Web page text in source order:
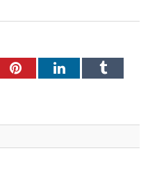
PinterestLinkedInTumblr